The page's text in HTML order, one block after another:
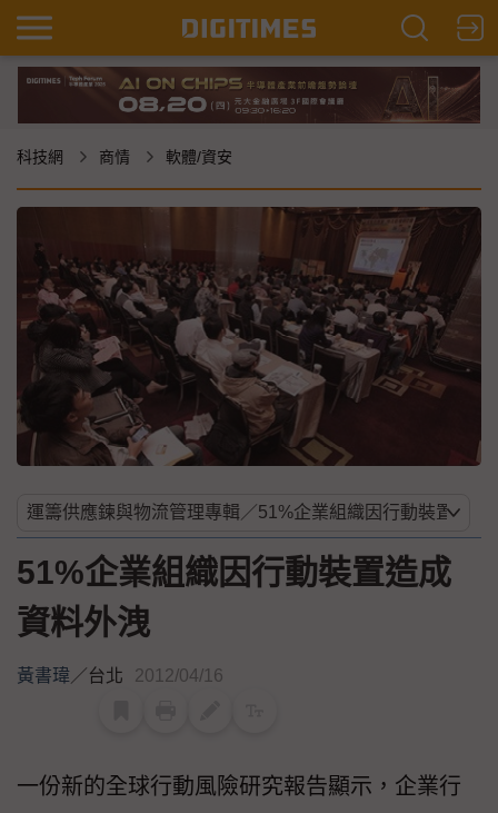
科技網 商情 軟體/資安
51%企業組織因行動裝置造成
資料外洩
黃書瑋／台北 2012/04/16
一份新的全球行動風險研究報告顯示，企業行